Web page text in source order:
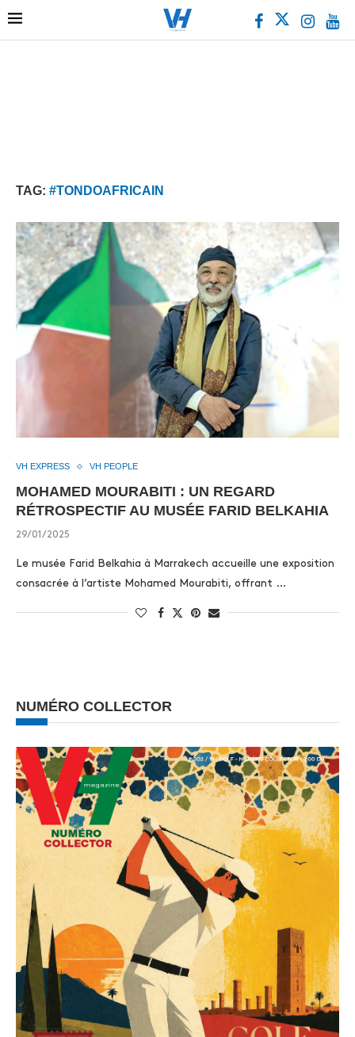
TAG: #TONDOAFRICAIN
VH EXPRESS VH PEOPLE
MOHAMED MOURABITI : UN REGARD
RÉTROSPECTIF AU MUSÉE FARID BELKAHIA
29/01/2025
Le musée Farid Belkahia à Marrakech accueille une exposition
consacrée à l’artiste Mohamed Mourabiti, offrant …
NUMÉRO COLLECTOR